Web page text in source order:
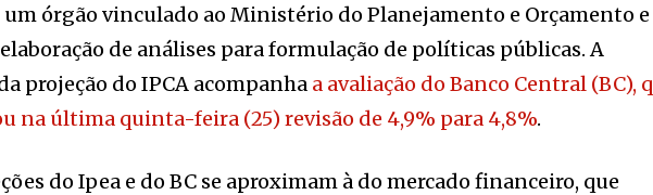
um órgão vinculado ao Ministério do Planejamento e Orçamento e
de análises para formulação de políticas públicas. A
projeção do IPCA acompanha a avaliação do Banco Central (BC),
na última quinta-feira (25) revisão de 4,9% para 4,8%.
do Ipea e do BC se aproximam à do mercado financeiro, que